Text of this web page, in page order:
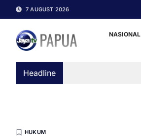
7 AUGUST 2026
NASIONAL
Headline
HUKUM